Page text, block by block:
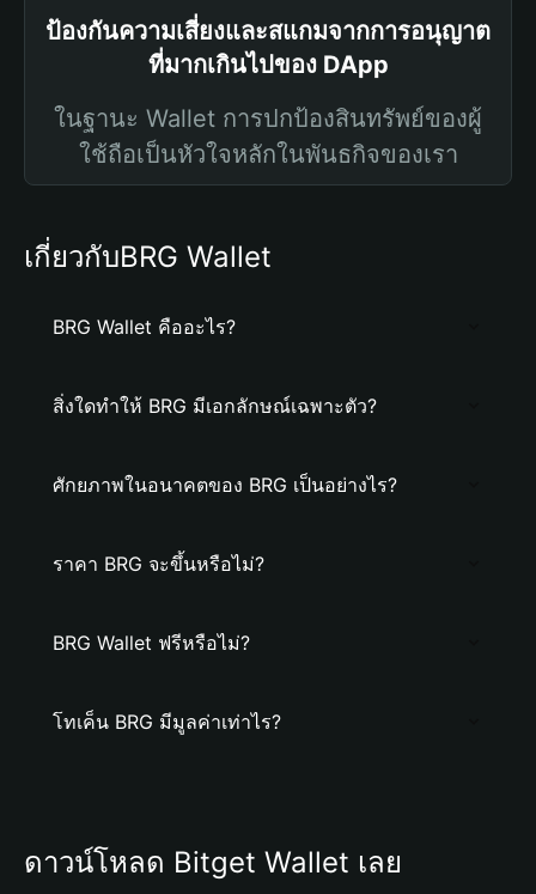
ป้องกันความเสี่ยงและสแกมจากการอนุญาต
ที่มากเกินไปของ DApp
ในฐานะ Wallet การปกป้องสินทรัพย์ของผู้
ใช้ถือเป็นหัวใจหลักในพันธกิจของเรา
เกี่ยวกับBRG Wallet
BRG Wallet คืออะไร?
สิ่งใดทำให้ BRG มีเอกลักษณ์เฉพาะตัว?
ศักยภาพในอนาคตของ BRG เป็นอย่างไร?
ราคา BRG จะขึ้นหรือไม่?
BRG Wallet ฟรีหรือไม่?
โทเค็น BRG มีมูลค่าเท่าไร?
ดาวน์โหลด Bitget Wallet เลย